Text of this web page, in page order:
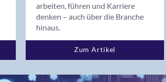
Birsfelden
arbeiten, führen und Karriere
denken – auch über die Branche
hinaus.
Zum Artikel